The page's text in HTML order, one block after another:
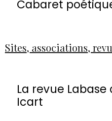
Cabaret
Sites, associations,
La revue Labase
Icart